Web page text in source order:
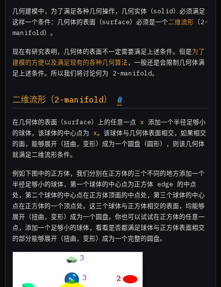
几何建模中，为了满足各种几何操作，几何实体（solid）必须满足
这样一个条件：几何体的表面（surface）必须是一个二维流形 （2-
manifold）。
现在有研究表明，几何体的表面不一定需要满足上述条件。但是为了
建模的方便以及满足现有的各种几何算法，一般还是会限制几何体满
足上述条件。所以我们将讨论何为 2-manifold。
二维流形（2-manifold） #
在几何体的表面（surface）上的任意一点 x 添加一个半径足够小
的球体，该球体的中心点为 x。该球体与几何体表面相交，如果相交
的面，能够展开（扭曲，变形）成为一个圆盘（圆形），则该几何体
就满足二维流形条件。
例如下图中的正方体，我们分别在正方体的三个不同的地方添加一个
半径足够小的球体，第一个球体的中心点为正方体 edge 的中点
处，第二个球体的中心点在正方体顶面的中点处，第三个球体的中心
点在正方体的一个顶点处。这三个球体与正方体相交的表面，均能够
展开（扭曲，变形）成为一个圆盘。你也可以试试在正方体的任意一
点，添加一个足够小的球体，看看是否都满足球体与正方体表面相交
的部分能够展开（扭曲，变形）成为一个完整的圆盘。